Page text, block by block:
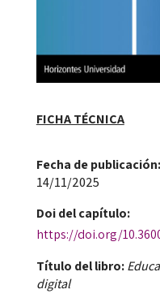
FICHA TÉCNICA
Fecha de publicación​:
14/11/2025
Doi​ del capítulo:
https://doi.org/
Título del libro:
digital